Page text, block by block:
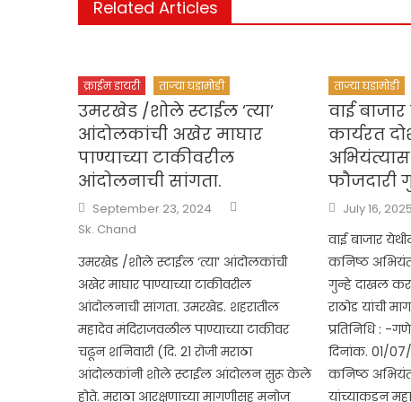
Related Articles
क्राईम डायरी ताज्या घडामोडी
उमरखेड /शोले स्टाईल ‘त्या’
आंदोलकांची अखेर माघार
पाण्याच्या टाकीवरील
आंदोलनाची सांगता.
Posted
on
September 23, 2024
Sk. Chand
उमरखेड /शोले स्टाईल ‘त्या’ आंदोलकांची
अखेर माघार पाण्याच्या टाकीवरील
आंदोलनाची सांगता. उमरखेड. शहरातील
महादेव मंदिराजवळील पाण्याच्या टाकीवर
चढून शनिवारी (दि. 21 रोजी मराठा
आंदोलकांनी शोले स्टाईल आंदोलन सुरू केले
होते. मराठा आरक्षणाच्या मागणीसह मनोज
ताज्या घडामोडी
वाई
कार्यरत
फौजदारी
Posted
on
July 16, 2025
वाई बाजार
कनिष्ठ
गुन्हे दाखल
राठोड यांची
प्रतिनिधि : -
दिनांक. 01/
कनिष्ठ
यांच्याकडून